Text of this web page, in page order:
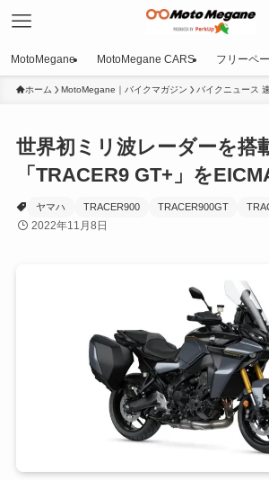
MotoMegane MotoMegane CARS フリーペ
ホーム MotoMegane｜バイクマガジン バイクニュース
世界初ミリ波レーダーを
「TRACER9 GT+」を
ヤマハ TRACER900 TRACER900GT
2022年11月8日